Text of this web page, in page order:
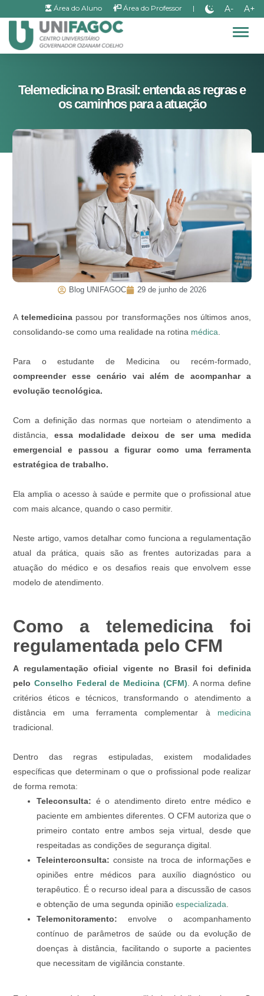
Área do Aluno Área do Professor | A- A+
Telemedicina no Brasil: entenda as regras e
os caminhos para a atuação
Blog UNIFAGOC 29 de junho de 2026
A telemedicinapassou por transformações nos últimos anos,
consolidando-se como uma realidade na rotina médica
Para o estudante de Medicina ou recém-formado,
compreender esse cenário vai além de acompanhar a
evolução tecnológica.
Com a definição das normas que norteiam o atendimento a
distância, essa modalidade deixou de ser uma medida
emergencial e passou a figurar como uma ferramenta
estratégica de trabalho.
Ela amplia o acesso à saúde e permite que o profissional atue
com mais alcance, quando o caso permitir.
Neste artigo, vamos detalhar como funciona a regulamentação
atual da prática, quais são as frentes autorizadas para a
atuação do médico e os desafios reais que envolvem esse
modelo de atendimento.
Como a telemedicina foi
regulamentada pelo CFM
A regulamentação oficial vigente no Brasil foi definida
pelo Conselho Federal de Medicina (CFM) . A norma define
critérios éticos e técnicos, transformando o atendimento a
distância em uma ferramenta complementar à medicina
tradicional.
Dentro das regras estipuladas, existem modalidades
específicas que determinam o que o profissional pode realizar
de forma remota:
Teleconsulta: é o atendimento direto entre médico e
paciente em ambientes diferentes. O CFM autoriza que o
primeiro contato entre ambos seja virtual, desde que
respeitadas as condições de segurança digital.
Teleinterconsulta: consiste na troca de informações e
opiniões entre médicos para auxílio diagnóstico ou
terapêutico. É o recurso ideal para a discussão de casos
e obtenção de uma segunda opinião especializada
Telemonitoramento: envolve o acompanhamento
contínuo de parâmetros de saúde ou da evolução de
doenças à distância, facilitando o suporte a pacientes
que necessitam de vigilância constante.